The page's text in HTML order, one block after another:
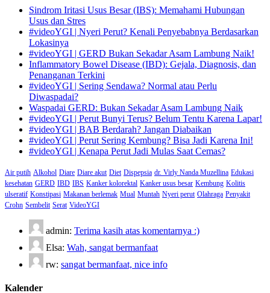
Sindrom Iritasi Usus Besar (IBS): Memahami Hubungan
Usus dan Stres
#videoYGI | Nyeri Perut? Kenali Penyebabnya Berdasarkan
Lokasinya
#videoYGI | GERD Bukan Sekadar Asam Lambung Naik!
Inflammatory Bowel Disease (IBD): Gejala, Diagnosis, dan
Penanganan Terkini
#videoYGI | Sering Sendawa? Normal atau Perlu
Diwaspadai?
Waspadai GERD: Bukan Sekadar Asam Lambung Naik
#videoYGI | Perut Bunyi Terus? Belum Tentu Karena Lapar!
#videoYGI | BAB Berdarah? Jangan Diabaikan
#videoYGI | Perut Sering Kembung? Bisa Jadi Karena Ini!
#videoYGI | Kenapa Perut Jadi Mulas Saat Cemas?
Air putih Alkohol Diare Diare akut Diet Dispepsia dr. Virly Nanda Muzellina Edukasi
kesehatan GERD IBD IBS Kanker kolorektal Kanker usus besar Kembung Kolitis
ulseratif Konstipasi Makanan berlemak Mual Muntah Nyeri perut Olahraga Penyakit
Crohn Sembelit Serat VideoYGI
admin: Terima kasih atas komentarnya :)
Elsa: Wah, sangat bermanfaat
rw: sangat bermanfaat, nice info
Kalender